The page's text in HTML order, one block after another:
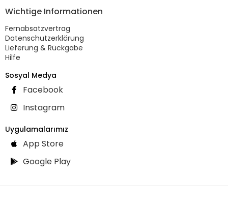
Wichtige Informationen
Fernabsatzvertrag
Datenschutzerklärung
Lieferung & Rückgabe
Hilfe
Sosyal Medya
Facebook
Instagram
Uygulamalarımız
App Store
Google Play